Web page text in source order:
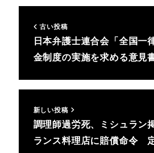
古い投稿
日本弁護士連合会「全国一
金制度の実施を求める意見
新しい投稿
調理師過労死、ミシュラン
ランス料理店に賠償命令